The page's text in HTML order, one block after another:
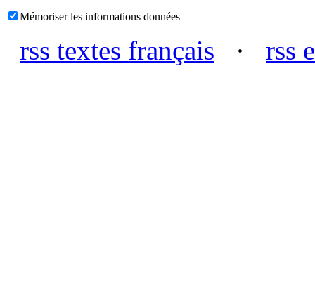
Mémoriser les informations données
rss textes français · rss